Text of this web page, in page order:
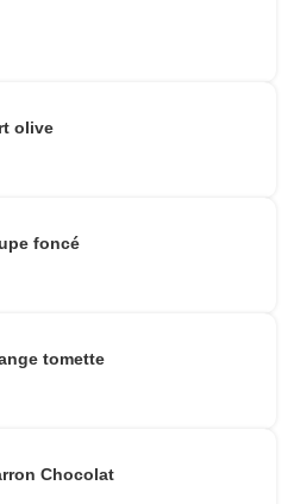
olive
foncé
tomette
Chocolat